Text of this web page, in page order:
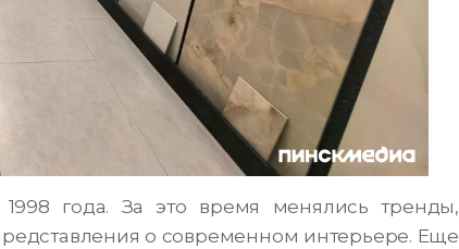
года. За это время менялись тренды,
о современном интерьере. Еще